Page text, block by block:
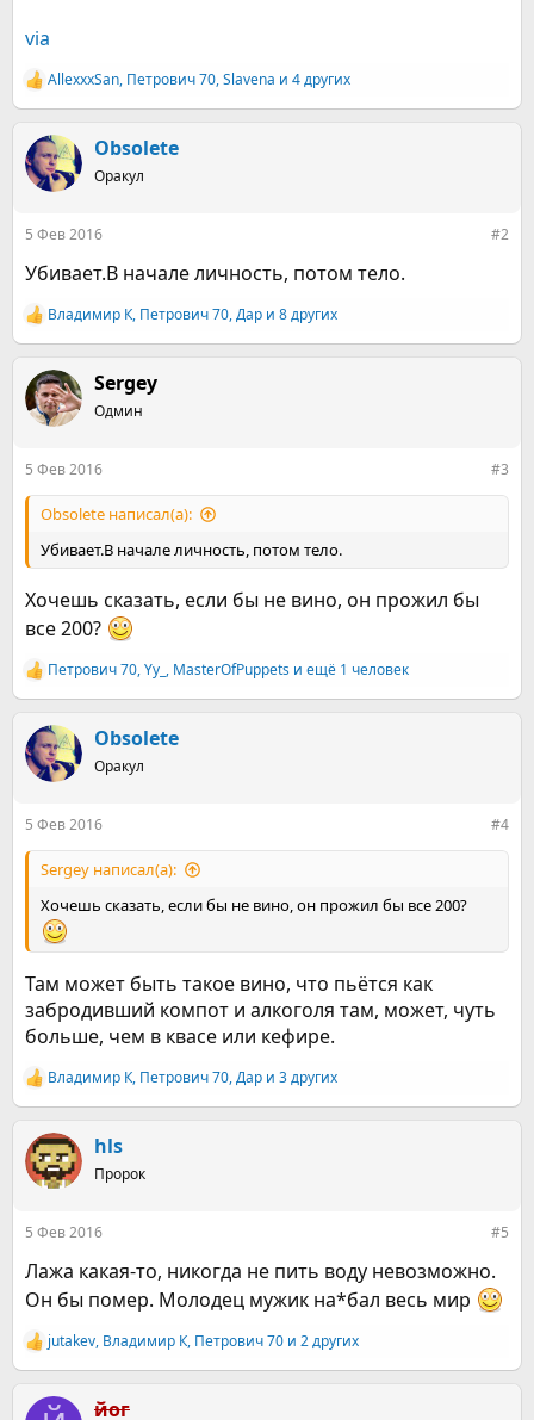
via
Р
е
к
ц
и
AllexxxSan, Петрович 70,Slavena и 4 других
Obsolete
Оракул
5 Фев 2016 #2
Убивает.В начале личность, потом тело.
Р
е
к
ц
и
Владимир К, Петрович 70,Дар и 8 других
Sergey
Одмин
5 Фев 2016 #3
Obsolete написал(а):
Убивает.В начале личность, потом тело.
Хочешь сказать, если бы не вино, он прожил бы
все 200?
Р
е
к
ц
и
Петрович 70,Yy_ , MasterOfPuppets и ещё 1 человек
Obsolete
Оракул
5 Фев 2016 #4
Sergey написал(а):
Хочешь сказать, если бы не вино, он прожил бы все 200?
Там может быть такое вино, что пьётся как
забродивший компот и алкоголя там, может, чуть
больше, чем в квасе или кефире.
Р
е
к
ц
и
Владимир К, Петрович 70,Дар и 3 других
hls
Пророк
5 Фев 2016 #5
Лажа какая-то, никогда не пить воду невозможно.
Он бы помер. Молодец мужик на*бал весь мир
Р
е
к
jutakev, Владимир К, Петрович 70 и 2 других
йог